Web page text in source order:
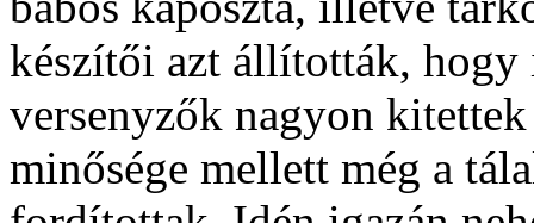
készítői azt állították, hogy
versenyzők nagyon
minősége mellett még a